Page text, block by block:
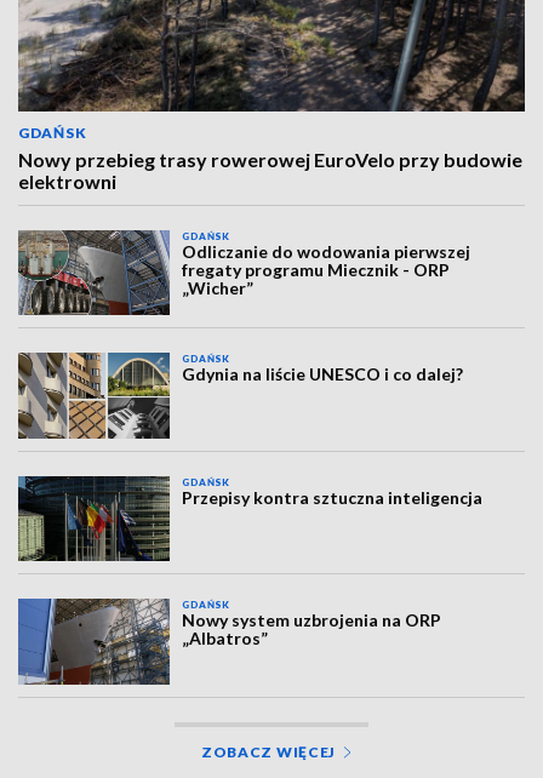
GDAŃSK
Nowy przebieg trasy rowerowej EuroVelo przy budowie
elektrowni
GDAŃSK
Odliczanie do wodowania pierwszej
fregaty programu Miecznik - ORP
„Wicher”
GDAŃSK
Gdynia na liście UNESCO i co dalej?
GDAŃSK
Przepisy kontra sztuczna inteligencja
GDAŃSK
Nowy system uzbrojenia na ORP
„Albatros”
ZOBACZ WIĘCEJ